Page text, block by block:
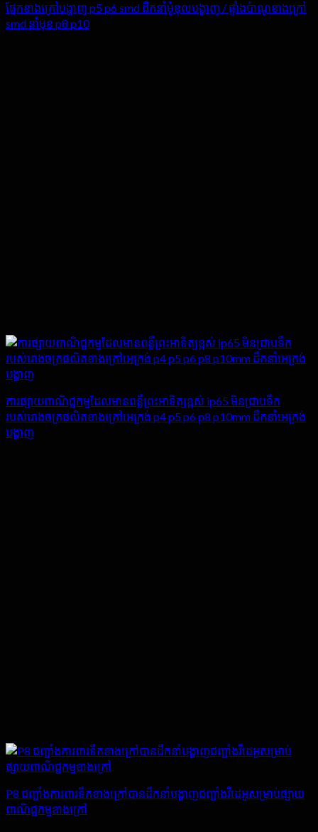
ផ្នែកខាងក្រៅបង្ហាញ p5 p6 smd ដឹកនាំម៉ូឌុលបង្ហាញ / ផ្ទាំងប៉ាណូខាងក្រៅ
smd នាំមុខ p8 p10
ការផ្សាយពាណិជ្ជកម្មដែលមានពន្លឺព្រះអាទិត្យខ្ពស់ ip65 មិនជ្រាបទឹក
របស់រោងចក្រផលិតខាងក្រៅអេក្រង់ p4 p5 p6 p8 p10mm ដឹកនាំអេក្រង់
បង្ហាញ
P8 ជញ្ជាំងការពារទឹកខាងក្រៅបានដឹកនាំបង្ហាញជញ្ជាំងវីដេអូសម្រាប់ផ្សាយ
ពាណិជ្ជកម្មខាងក្រៅ